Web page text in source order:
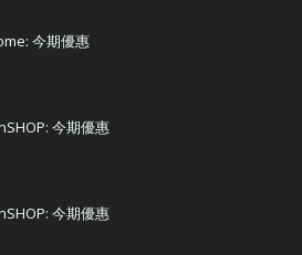
今期優惠
今期優惠
今期優惠